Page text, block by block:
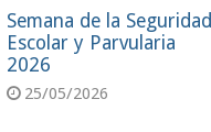
Semana de la Seguridad
Escolar y Parvularia
2026
25/05/2026